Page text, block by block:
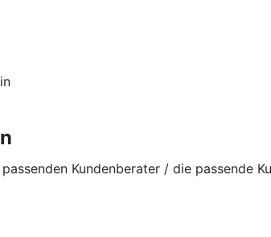
Kundenberater / die passende